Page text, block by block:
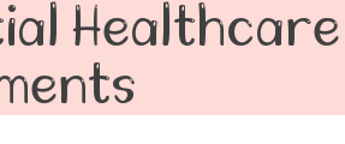
Healthcare